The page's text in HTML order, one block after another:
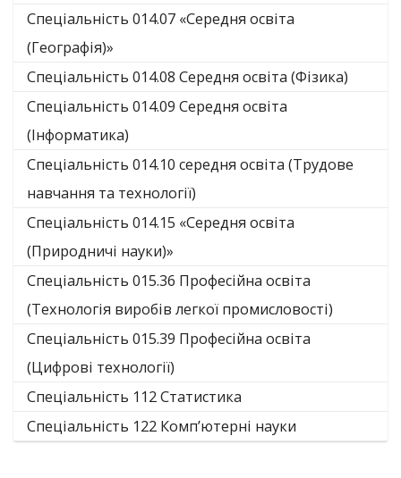
Спеціальність 014.07 «Середня освіта
(Географія)»
Спеціальність 014.08 Середня освіта (Фізика)
Спеціальність 014.09 Середня освіта
(Інформатика)
Спеціальність 014.10 середня освіта (Трудове
навчання та технології)
Спеціальність 014.15 «Середня освіта
(Природничі науки)»
Спеціальність 015.36 Професійна освіта
(Технологія виробів легкої промисловості)
Спеціальність 015.39 Професійна освіта
(Цифрові технології)
Спеціальність 112 Статистика
Спеціальність 122 Комп’ютерні науки